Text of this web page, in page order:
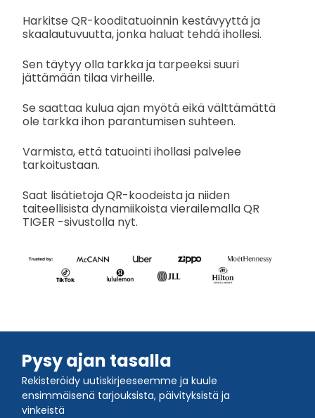
Harkitse QR-kooditatuoinnin kestävyyttä ja
skaalautuvuutta, jonka haluat tehdä ihollesi.
Sen täytyy olla tarkka ja tarpeeksi suuri
jättämään tilaa virheille.
Se saattaa kulua ajan myötä eikä välttämättä
ole tarkka ihon parantumisen suhteen.
Varmista, että tatuointi ihollasi palvelee
tarkoitustaan.
Saat lisätietoja QR-koodeista ja niiden
taiteellisista dynamiikoista vierailemalla QR
TIGER -sivustolla nyt.
Pysy ajan tasalla
Rekisteröidy uutiskirjeeseemme ja kuule
ensimmäisenä tarjouksista, päivityksistä ja
vinkeistä